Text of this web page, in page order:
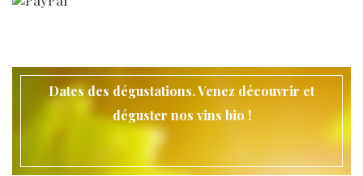
Dates des dégustations. Venez découvrir et
déguster nos vins bio !